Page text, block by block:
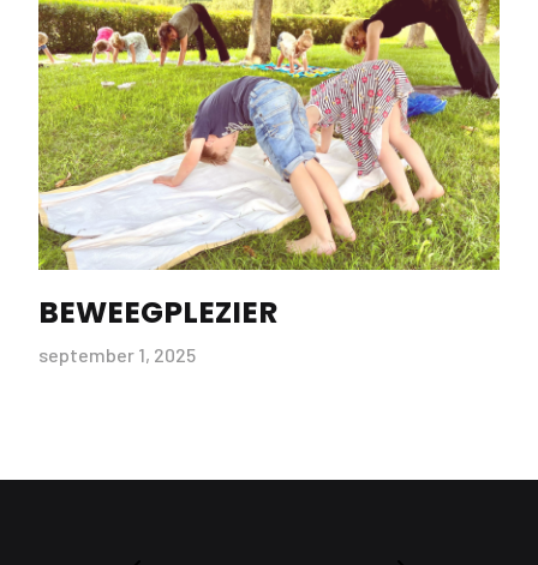
BEWEEGPLEZIER
september 1, 2025